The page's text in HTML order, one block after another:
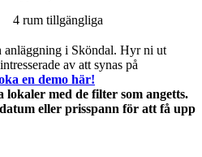
4 rum tillgängliga
anläggning i Sköndal. Hyr ni ut
av att synas på
en demo här!
med de filter som angetts.
eller prisspann för att få upp